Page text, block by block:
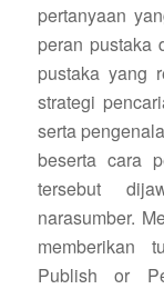
pertanyaan
peran pustaka
pustaka yang
strategi
serta
beserta cara
tersebut
narasumber.
memberikan
Publish or